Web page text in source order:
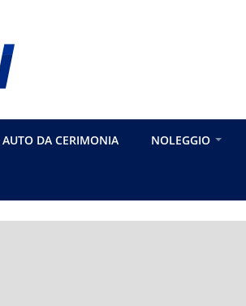
AUTO DA CERIMONIA NOLEGGIO